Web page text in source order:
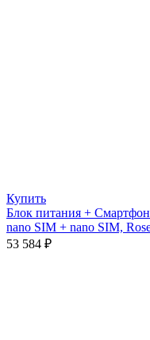
Купить
Блок питания +
nano SIM + nano SIM,
53 584 ₽